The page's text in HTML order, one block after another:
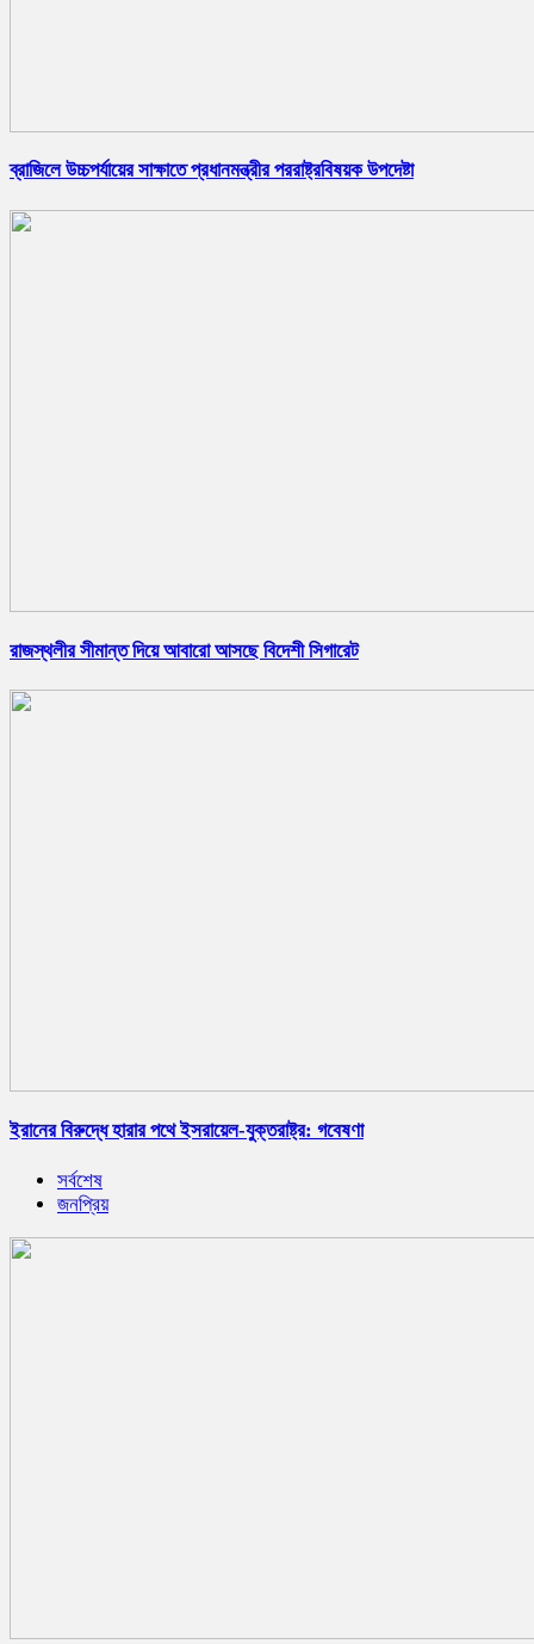
ব্রাজিলে উচ্চপর্যায়ের সাক্ষাতে প্রধানমন্ত্রীর পররাষ্ট্রবিষয়ক উপদেষ্টা
রাজস্থলীর সীমান্ত দিয়ে আবারো আসছে বিদেশী সিগারেট
ইরানের বিরুদ্ধে হারার পথে ইসরায়েল-যুক্তরাষ্ট্র: গবেষণা
সর্বশেষ
জনপ্রিয়